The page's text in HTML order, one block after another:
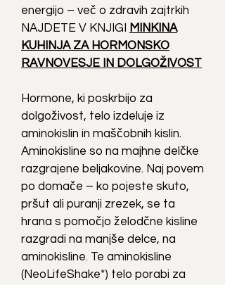
energijo – več o zdravih zajtrkih
NAJDETE V KNJIGI
MINKINA
KUHINJA ZA HORMONSKO
RAVNOVESJE IN DOLGOŽIVOST
Hormone, ki poskrbijo za
dolgoživost, telo izdeluje iz
aminokislin in maščobnih kislin.
Aminokisline so na majhne delčke
razgrajene beljakovine. Naj povem
po domače – ko pojeste skuto,
pršut ali puranji zrezek, se ta
hrana s pomočjo želodčne kisline
razgradi na manjše delce, na
aminokisline. Te aminokisline
(NeoLifeShake*) telo porabi za